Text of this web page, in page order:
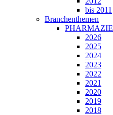
bis 2011
Branchenthemen
PHARMAZIE
2026
2025
2024
2023
2022
2021
2020
2019
2018